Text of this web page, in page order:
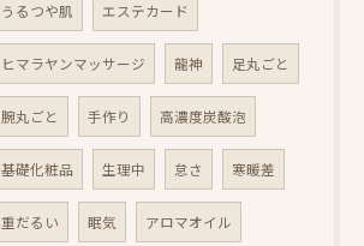
うるつや肌 エステカード
ヒマラヤンマッサージ 龍神 足丸ごと
腕丸ごと 手作り 高濃度炭酸泡
基礎化粧品 生理中 怠さ 寒暖差
重だるい 眠気 アロマオイル